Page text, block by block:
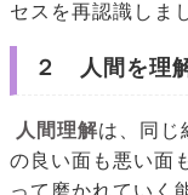
セスを再認識しま
２ 人間を理
人間理解は、同じ
の良い面も悪い面
って磨かれていく